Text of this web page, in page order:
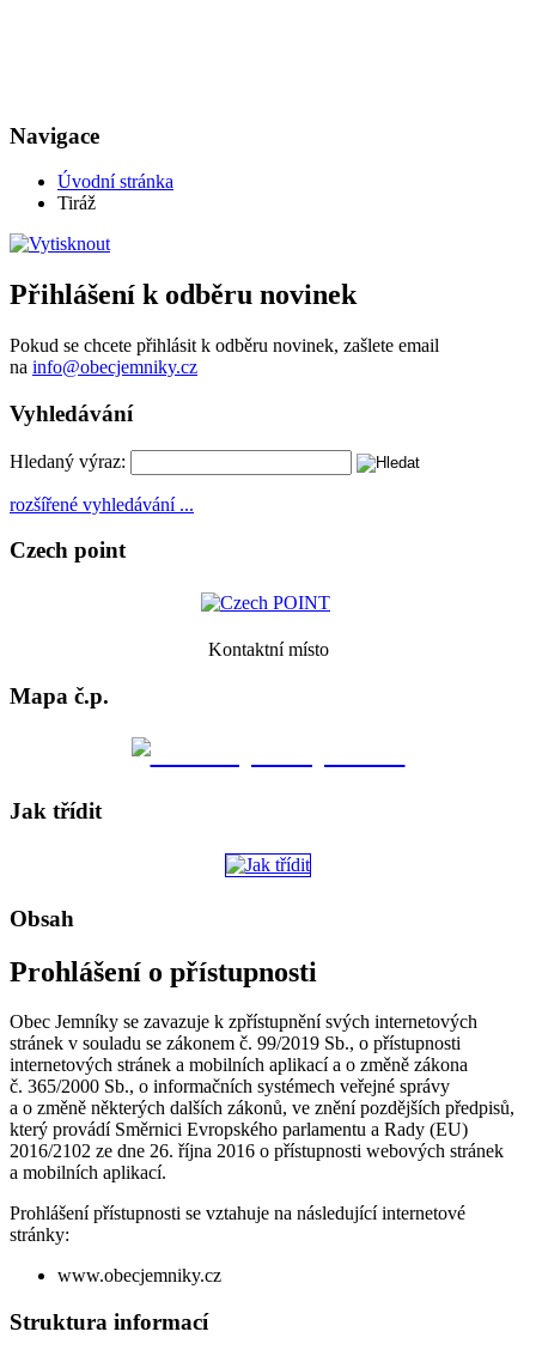
Navigace
Úvodní stránka
Tiráž
Přihlášení k odběru novinek
Pokud se chcete přihlásit k odběru novinek, zašlete email
na info@obecjemniky.cz
Vyhledávání
Hledaný výraz:
rozšířené vyhledávání ...
Czech point
Kontaktní místo
Mapa č.p.
Jak třídit
Obsah
Prohlášení o přístupnosti
Obec Jemníky se zavazuje k zpřístupnění svých internetových
stránek v souladu se zákonem č. 99/2019 Sb., o přístupnosti
internetových stránek a mobilních aplikací a o změně zákona
č. 365/2000 Sb., o informačních systémech veřejné správy
a o změně některých dalších zákonů, ve znění pozdějších předpisů,
který provádí Směrnici Evropského parlamentu a Rady (EU)
2016/2102 ze dne 26. října 2016 o přístupnosti webových stránek
a mobilních aplikací.
Prohlášení přístupnosti se vztahuje na následující internetové
stránky:
www.obecjemniky.cz
Struktura informací